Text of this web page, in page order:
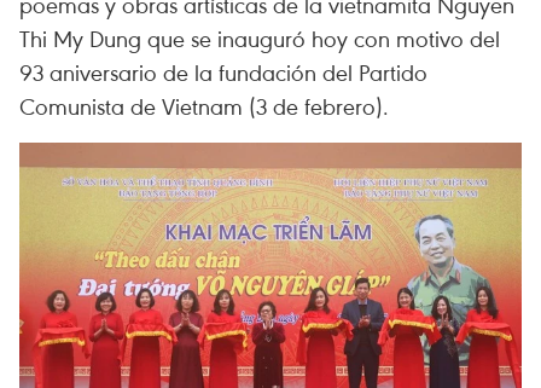
Thi My Dung que se inauguró hoy con motivo del
93 aniversario de la fundación del Partido
Comunista de Vietnam (3 de febrero).